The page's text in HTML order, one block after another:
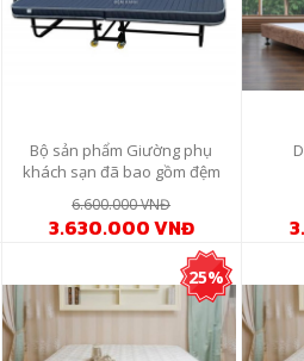
Bộ sản phẩm Giường phụ
khách sạn đã bao gồm đệm
6.600.000 VNĐ
3.630.000 VNĐ
25%